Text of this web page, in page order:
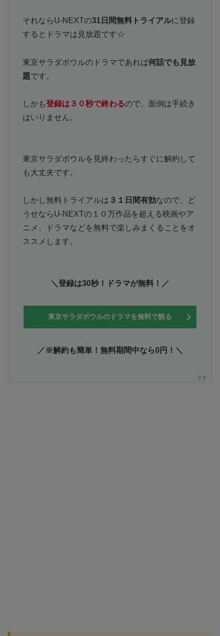
それならU-NEXTの31日間無料トライアルに登録
するとドラマは見放題です☆
東京サラダボウルのドラマであれば何話でも見放
題です。
しかも登録は３０秒で終わるので、面倒は手続き
はいりません。
東京サラダボウルを見終わったらすぐに解約して
も大丈夫です。
しかし無料トライアルは ３１日間有効なので、ど
うせならU-NEXTの１０万作品を超える映画やア
ニメ、ドラマなどを無料で楽しみまくることをオ
ススメします。
＼登録は30秒！ドラマが無料！／
東京サラダボウルのドラマを無料で観る
／※解約も簡単！無料期間中なら0円！＼